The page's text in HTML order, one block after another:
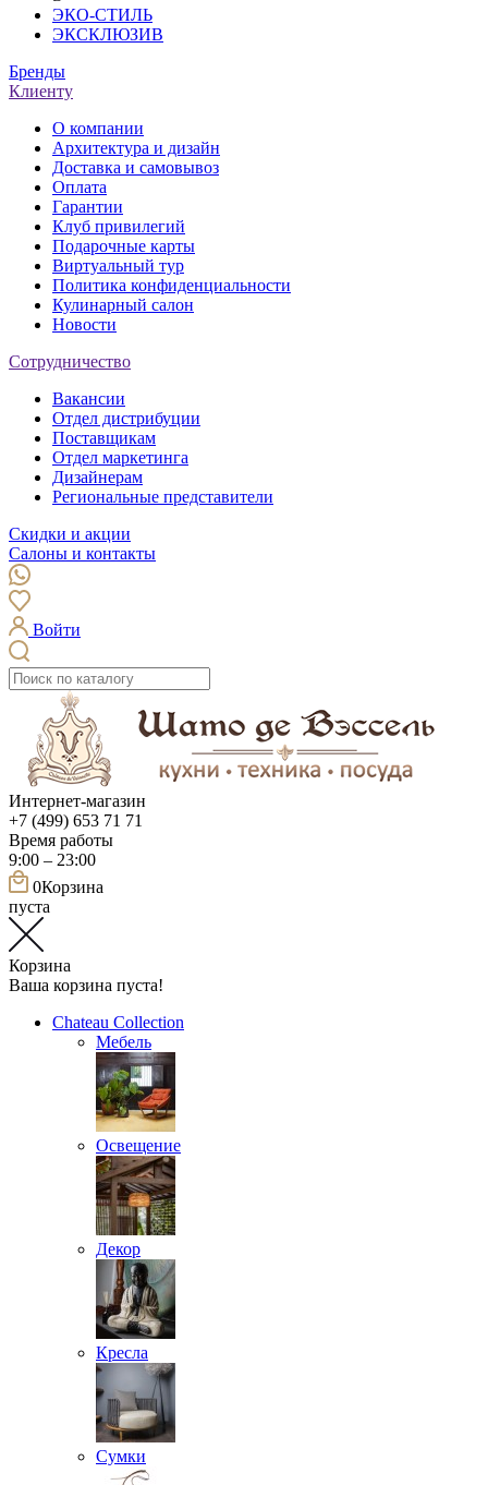
ЭКО-СТИЛЬ
ЭКСКЛЮЗИВ
Бренды
Клиенту
О компании
Архитектура и дизайн
Доставка и самовывоз
Оплата
Гарантии
Клуб привилегий
Подарочные карты
Виртуальный тур
Политика конфиденциальности
Кулинарный салон
Новости
Сотрудничество
Вакансии
Отдел дистрибуции
Поставщикам
Отдел маркетинга
Дизайнерам
Региональные представители
Скидки и акции
Салоны и контакты
Войти
Интернет-магазин
+7 (499) 653 71 71
Время работы
9:00 – 23:00
0Корзина
пуста
Корзина
Ваша корзина пуста!
Chateau Collection
Мебель
Освещение
Декор
Кресла
Сумки